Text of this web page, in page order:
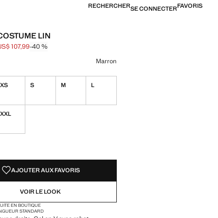
RECHERCHERSE CONNECTERFAVORIS
LIN
[US$ 179,99 ]
107,99 ]
107,99-40 %
couleur
sélectionnée
Marron
XS S M L
XXL
AJOUTER AUX FAVORIS
VOIR LE LOOK
EN BOUTIQUE
STANDARD